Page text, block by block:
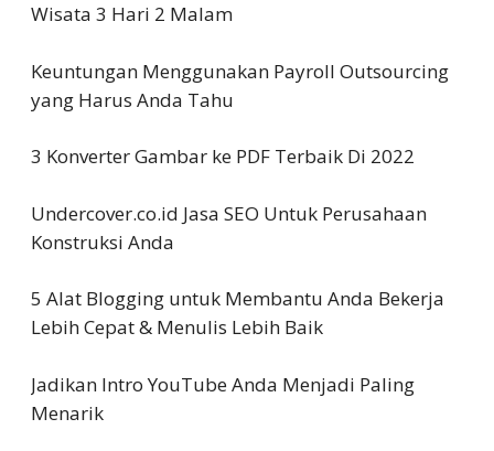
Wisata 3 Hari 2 Malam
Keuntungan Menggunakan Payroll Outsourcing
yang Harus Anda Tahu
3 Konverter Gambar ke PDF Terbaik Di 2022
Undercover.co.id Jasa SEO Untuk Perusahaan
Konstruksi Anda
5 Alat Blogging untuk Membantu Anda Bekerja
Lebih Cepat & Menulis Lebih Baik
Jadikan Intro YouTube Anda Menjadi Paling
Menarik